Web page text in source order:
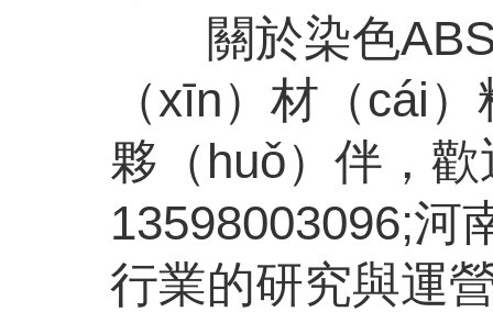
關於染色
（xīn）材（cái
夥（huǒ）伴，
13598003096;河
行業的研究與運